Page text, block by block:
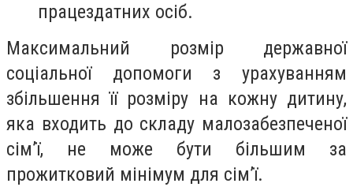
працездатних осіб.
Максимальний розмір державної
соціальної допомоги з урахуванням
збільшення її розміру на кожну дитину,
яка входить до складу малозабезпеченої
сім’ї, не може бути більшим за
прожитковий мінімум для сім’ї.